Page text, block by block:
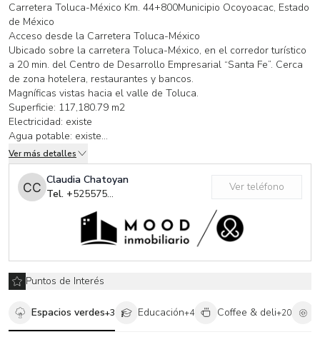
Carretera Toluca-México Km. 44+800Municipio Ocoyoacac, Estado
de México
Acceso desde la Carretera Toluca-México
Ubicado sobre la carretera Toluca-México, en el corredor turístico
a 20 min. del Centro de Desarrollo Empresarial “Santa Fe”. Cerca
de zona hotelera, restaurantes y bancos.
Magníficas vistas hacia el valle de Toluca.
Superficie: 117,180.79 m2
Electricidad: existe
Agua potable: existe
Drenaje: no existe (fosa séptica)
Teléfono: existe
Uso de suelo: H-333-A
Documentación: escrituras públicas
Documentación en planos:
Planimetría y poligonal
Topográfico
Plano afectación debido al tren ligero
Ver más detalles
Claudia Chatoyan
Tel. +525575100590
Ver teléfono
Puntos de Interés
Espacios verdes+3 Educación+4 Coffee & deli+20